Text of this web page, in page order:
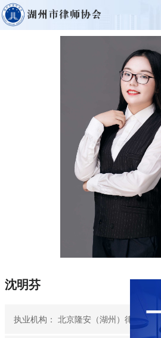
沈明芬
执业机构： 北京隆安（湖州）律师事务所